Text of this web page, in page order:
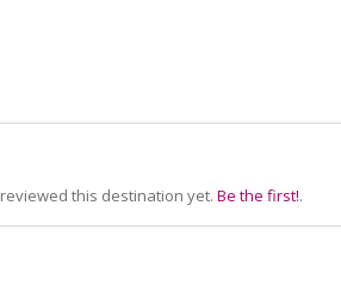
this destination yet. Be the first!.